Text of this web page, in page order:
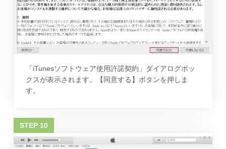
「iTunesソフトウェア使用許諾契約」ダイアログボッ
クスが表示されます。【同意する】ボタンを押しま
す。